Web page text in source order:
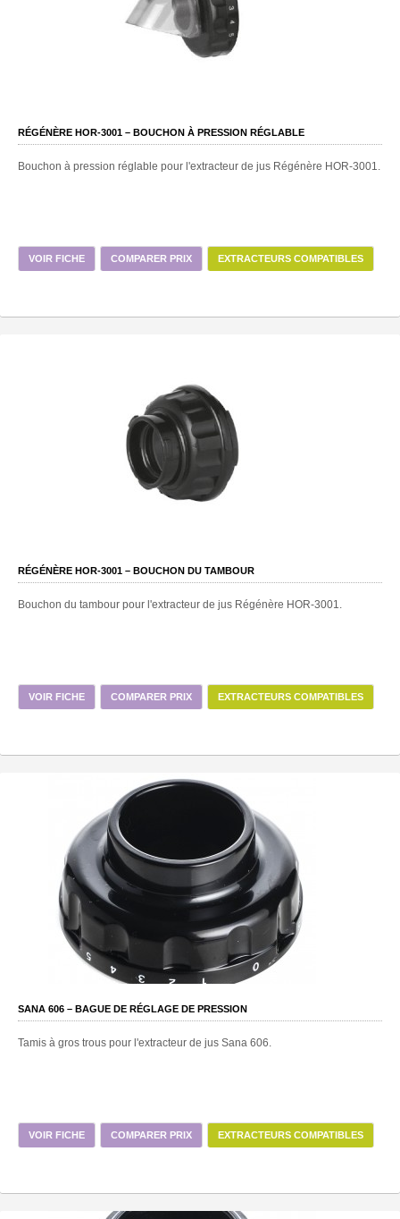
RÉGÉNÈRE HOR-3001 – BOUCHON À PRESSION RÉGLABLE
Bouchon à pression réglable pour l'extracteur de jus Régénère HOR-3001.
VOIR FICHE COMPARER PRIX EXTRACTEURS COMPATIBLES
RÉGÉNÈRE HOR-3001 – BOUCHON DU TAMBOUR
Bouchon du tambour pour l'extracteur de jus Régénère HOR-3001.
VOIR FICHE COMPARER PRIX EXTRACTEURS COMPATIBLES
SANA 606 – BAGUE DE RÉGLAGE DE PRESSION
Tamis à gros trous pour l'extracteur de jus Sana 606.
VOIR FICHE COMPARER PRIX EXTRACTEURS COMPATIBLES